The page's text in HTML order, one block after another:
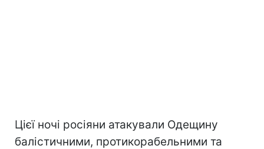
Цієї ночі росіяни атакували Одещину
балістичними, протикорабельними та